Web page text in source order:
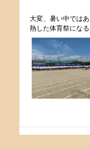
大変、暑い中では
熱した体育祭にな